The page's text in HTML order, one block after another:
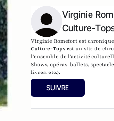
Virginie
Culture-
Virginie Romefort est
Culture-Tops est un site de
l'ensemble de l'activité
Shows, opéras, ballets,
livres, etc.).
SUIVRE